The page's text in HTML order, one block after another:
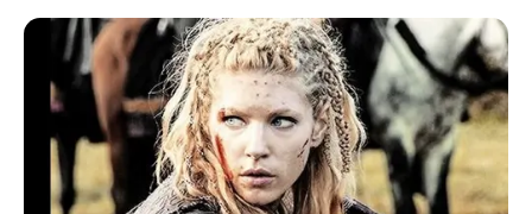
Mit dem Zug erreichbare Ausflugsziele ab Bad
Soden am Taunus
Alle Ausflugsziele Puzzle